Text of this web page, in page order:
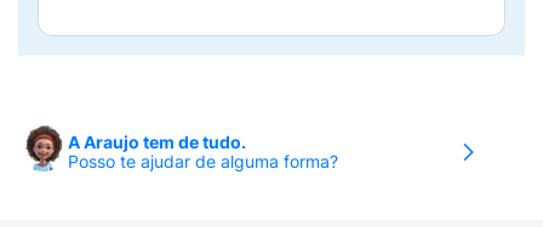
A Araujo tem de tudo.
Posso te ajudar de alguma forma?